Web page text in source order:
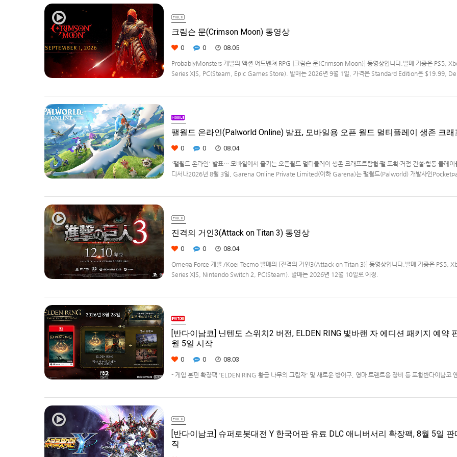
크림슨 문(Crimson Moon) 동영상
0 0 08.05
ProbablyMonsters 개발의 액션 어드벤쳐 RPG [크림슨 문(Crimson Moon)] 동영상입니다.발매 기종은 PS5,
Series X|S, PC(Steam, Epic Games Store). 발매는 2026년 9월 1일, 가격은 Standard Edition은 $19.99,
팰월드 온라인(Palworld Online) 발표, 모바일용 오픈 월드 멀티플레이 생존 크래
0 0 08.04
'팰월드 온라인' 발표… 모바일에서 즐기는 오픈월드 멀티플레이 생존 크래프트탐험·팰 포획·거점 건설·협동 플레이
디서나2026년 8월 3일, Garena Online Private Limited(이하 Garena)는 팰월드(Palworld) 개발사인
진격의 거인3(Attack on Titan 3) 동영상
0 0 08.04
Omega Force 개발 /Koei Tecmo 발매의 [진격의 거인3(Attack on Titan 3)] 동영상입니다.발매 기종은 PS5,
Series X|S, Nintendo Switch 2, PC(Steam). 발매는 2026년 12월 10일로 예정.
[반다이남코] 닌텐도 스위치2 버전, ELDEN RING 빛바랜 자 에디션 패키지 예약
월 5일 시작
0 0 08.03
- 게임 본편 확장팩 'ELDEN RING 황금 나무의 그림자' 및 새로운 방어구, 영마 토렌트용 장비 등 포함반다이남코
[반다이남코] 슈퍼로봇대전 Y 한국어판 유료 DLC 애니버서리 확장팩, 8월 5일 판
작